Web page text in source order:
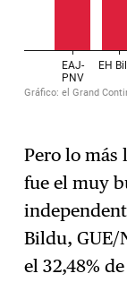
Pero lo más
fue el muy
Bildu, GUE/
el 32,48%